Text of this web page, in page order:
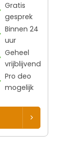
Gratis
gesprek
Binnen 24
uur
Geheel
vrijblijvend
Pro deo
mogelijk